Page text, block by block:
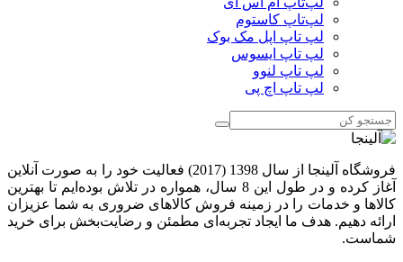
لپ‌تاپ کاستوم
لپ تاپ اپل مک بوک
لپ تاپ ایسوس
لپ تاپ لنوو
لپ تاپ اچ پی
فروشگاه آلینجا از سال 1398 (2017) فعالیت خود را به صورت آنلاین
آغاز کرده و در طول این 8 سال، همواره در تلاش بوده‌ایم تا بهترین
کالاها و خدمات را در زمینه فروش کالاهای ضروری به شما عزیزان
ارائه دهیم. هدف ما ایجاد تجربه‌ای مطمئن و رضایت‌بخش برای خرید
شماست.